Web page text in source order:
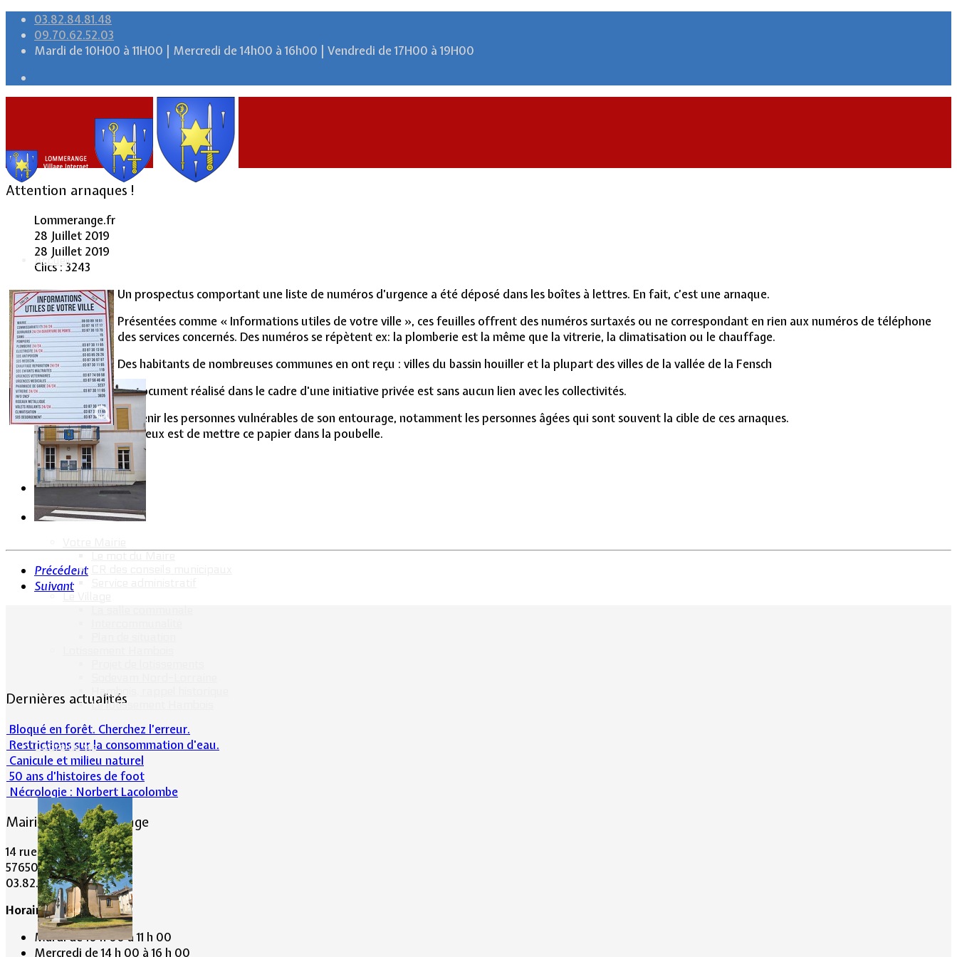
03.82.84.81.48
09.70.62.52.03
Mardi de 10H00 à 11H00 | Mercredi de 14h00 à 16h00 | Vendredi de 17H00 à 19H00
Accueil
Vie Municipale
Le Village
Hambois, rappel historique
Le lotissement Hambois
Cadre de vie
Attention arnaques !
Lommerange.fr
28 Juillet 2019
28 Juillet 2019
Clics : 3243
Un prospectus comportant une liste de numéros d’urgence a été déposé dans les boîtes à lettres. En fait, c’est une arnaque.
Présentées comme « Informations utiles de votre ville », ces feuilles offrent des numéros surtaxés ou ne correspondant en rien aux numéros de téléphone
des services concernés. Des numéros se répètent ex: la plomberie est la même que la vitrerie, la climatisation ou le chauffage.
Des habitants de nombreuses communes en ont reçu : villes du bassin houiller et la plupart des villes de la vallée de la Fensch
Ce document réalisé dans le cadre d'une initiative privée est sans aucun lien avec les collectivités.
Prévenir les personnes vulnérables de son entourage, notamment les personnes âgées qui sont souvent la cible de ces arnaques.
Le mieux est de mettre ce papier dans la poubelle.
Précédent
Suivant
Dernières actualités
Bloqué en forêt. Cherchez l’erreur.
Restrictions sur la consommation d'eau.
Canicule et milieu naturel
50 ans d’histoires de foot
Nécrologie : Norbert Lacolombe
Mairie de Lommerange
14 rue Maréchal Joffre
57650 LOMMERANGE
03.82.84.81.48
Horaire de la Mairie:
Mardi de 10 h 00 à 11 h 00
Mercredi de 14 h 00 à 16 h 00